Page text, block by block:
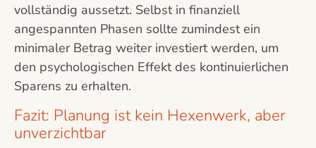
vollständig aussetzt. Selbst in finanziell
angespannten Phasen sollte zumindest ein
minimaler Betrag weiter investiert werden, um
den psychologischen Effekt des kontinuierlichen
Sparens zu erhalten.
Fazit: Planung ist kein Hexenwerk, aber
unverzichtbar